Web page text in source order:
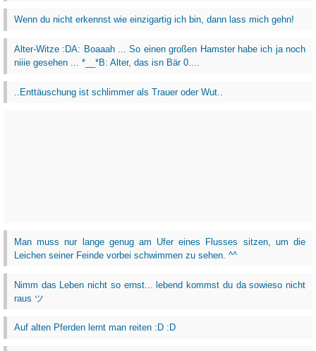
Wenn du nicht erkennst wie einzigartig ich bin, dann lass mich gehn!
Alter-Witze :DA: Boaaah ... So einen großen Hamster habe ich ja noch
niiie gesehen ... *__*B: Alter, das isn Bär 0....
..Enttäuschung ist schlimmer als Trauer oder Wut..
Man muss nur lange genug am Ufer eines Flusses sitzen, um die
Leichen seiner Feinde vorbei schwimmen zu sehen. ^^
Nimm das Leben nicht so ernst... lebend kommst du da sowieso nicht
raus ツ
Auf alten Pferden lernt man reiten :D :D